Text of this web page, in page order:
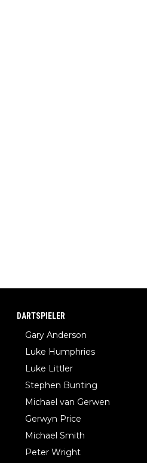
DARTSPIELER
Gary Anderson
Luke Humphries
Luke Littler
Stephen Bunting
Michael van Gerwen
Gerwyn Price
Michael Smith
Peter Wright